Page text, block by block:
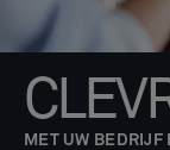
MET UW BEDRIJF